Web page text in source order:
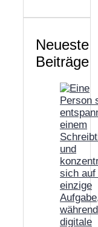
Neueste
Beiträge